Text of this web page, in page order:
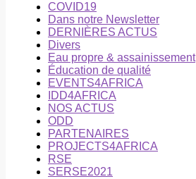
COVID19
Dans notre Newsletter
DERNIÈRES ACTUS
Divers
Eau propre & assainissement
Éducation de qualité
EVENTS4AFRICA
IDD4AFRICA
NOS ACTUS
ODD
PARTENAIRES
PROJECTS4AFRICA
RSE
SERSE2021